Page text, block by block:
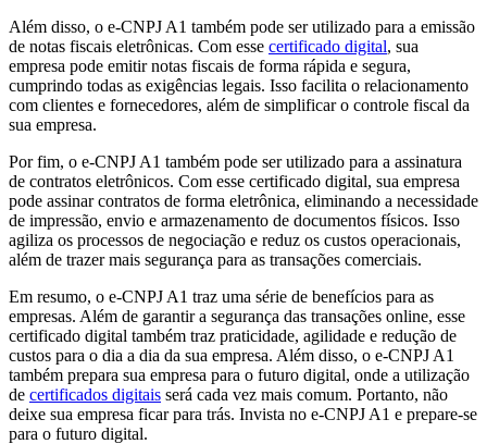
Além disso, o e-CNPJ A1 também pode ser utilizado para a emissão
de notas fiscais eletrônicas. Com esse certificado digital, sua
empresa pode emitir notas fiscais de forma rápida e segura,
cumprindo todas as exigências legais. Isso facilita o relacionamento
com clientes e fornecedores, além de simplificar o controle fiscal da
sua empresa.
Por fim, o e-CNPJ A1 também pode ser utilizado para a assinatura
de contratos eletrônicos. Com esse certificado digital, sua empresa
pode assinar contratos de forma eletrônica, eliminando a necessidade
de impressão, envio e armazenamento de documentos físicos. Isso
agiliza os processos de negociação e reduz os custos operacionais,
além de trazer mais segurança para as transações comerciais.
Em resumo, o e-CNPJ A1 traz uma série de benefícios para as
empresas. Além de garantir a segurança das transações online, esse
certificado digital também traz praticidade, agilidade e redução de
custos para o dia a dia da sua empresa. Além disso, o e-CNPJ A1
também prepara sua empresa para o futuro digital, onde a utilização
de certificados digitais será cada vez mais comum. Portanto, não
deixe sua empresa ficar para trás. Invista no e-CNPJ A1 e prepare-se
para o futuro digital.